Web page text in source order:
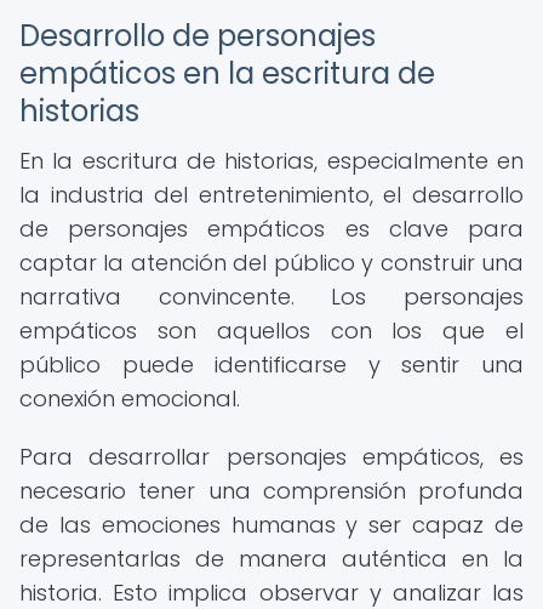
Desarrollo de personajes
empáticos en la escritura de
historias
En la escritura de historias, especialmente en
la industria del entretenimiento, el desarrollo
de personajes empáticos es clave para
captar la atención del público y construir una
narrativa convincente. Los personajes
empáticos son aquellos con los que el
público puede identificarse y sentir una
conexión emocional.
Para desarrollar personajes empáticos, es
necesario tener una comprensión profunda
de las emociones humanas y ser capaz de
representarlas de manera auténtica en la
historia. Esto implica observar y analizar las